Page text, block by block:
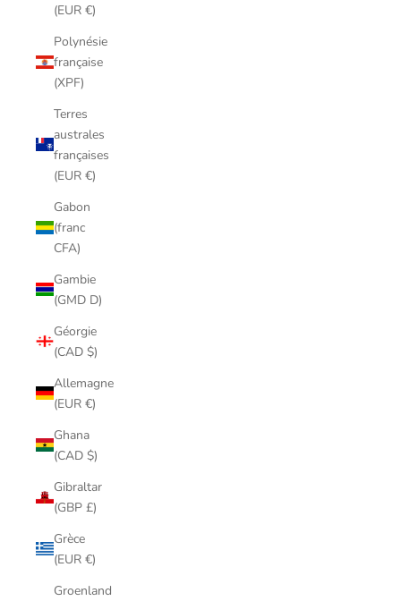
(EUR €)
Polynésie
française
(XPF)
Terres
australes
françaises
(EUR €)
Gabon
(franc
CFA)
Gambie
(GMD D)
Géorgie
(CAD $)
Allemagne
(EUR €)
Ghana
(CAD $)
Gibraltar
(GBP £)
Grèce
(EUR €)
Groenland